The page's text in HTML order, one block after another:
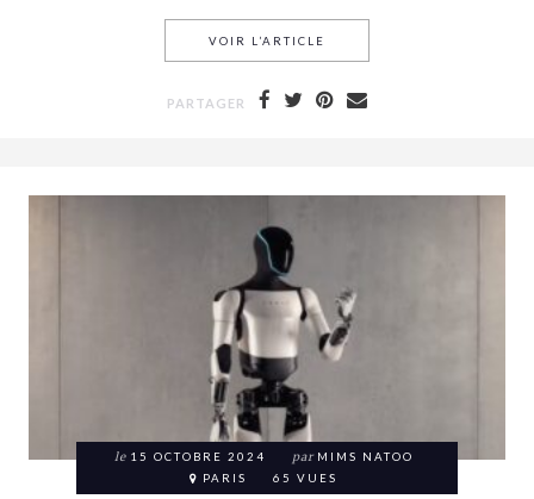
VOIR L’ARTICLE
PARTAGER
le 15 OCTOBRE 2024 par MIMS NATOO
PARIS
65 VUES